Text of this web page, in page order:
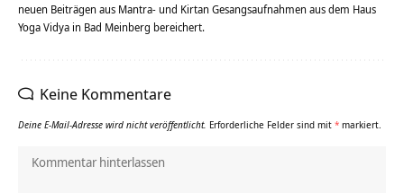
neuen Beiträgen aus Mantra- und Kirtan Gesangsaufnahmen aus dem Haus
Yoga Vidya in Bad Meinberg bereichert.
Keine Kommentare
Deine E-Mail-Adresse wird nicht veröffentlicht. Erforderliche Felder sind mit * markiert.